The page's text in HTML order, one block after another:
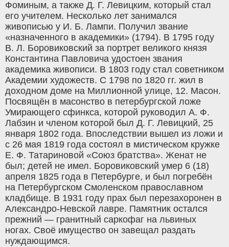
Фоминым, а также Д. Г. Левицким, который стал
его учителем. Несколько лет занимался
живописью у И. Б. Лампи. Получил звание
«назначенного в академики» (1794). В 1795 году
В. Л. Боровиковский за портрет великого князя
Константина Павловича удостоен звания
академика живописи. В 1803 году стал советником
Академии художеств. С 1798 по 1820 гг. жил в
доходном доме на Миллионной улице, 12. Масон.
Посвящён в масонство в петербургской ложе
Умирающего сфинкса, которой руководил А. Ф.
Лабзин и членом которой был Д. Г. Левицкий, 25
января 1802 года. Впоследствии вышел из ложи и
с 26 мая 1819 года состоял в мистическом кружке
Е. Ф. Татариновой «Союз братства». Женат не
был; детей не имел. Боровиковский умер 6 (18)
апреля 1825 года в Петербурге, и был погребён
на Петербургском Смоленском православном
кладбище. В 1931 году прах был перезахоронен в
Александро-Невской лавре. Памятник остался
прежний — гранитный саркофаг на львиных
ногах. Своё имущество он завещал раздать
нуждающимся.